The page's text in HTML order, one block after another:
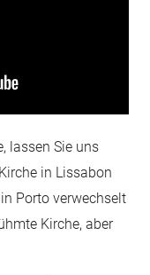
lassen Sie uns
in Lissabon
Porto verwechselt
Kirche, aber